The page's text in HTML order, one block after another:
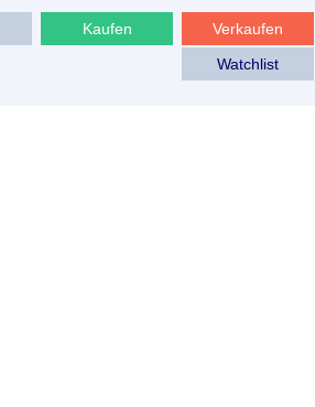
Verkaufen
Kaufen
Watchlist